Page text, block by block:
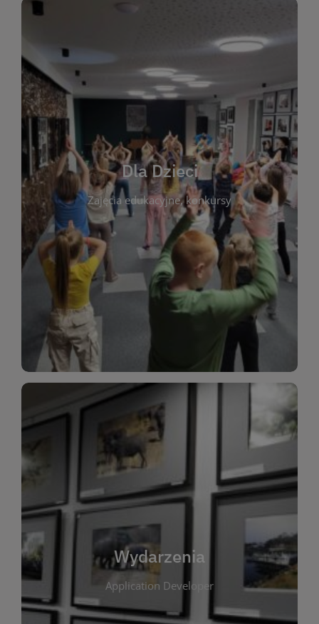
Dla Dzieci
Zajęcia edukacyjne, konkursy
Dla Dzieci
To miejsce stworzone z myślą o najmłodszych
czytelnikach i ich rodzicach. Znajdziesz tu
informacje o zajęciach edukacyjnych, konkursach
plastycznych i spotkaniach z autorami książek dla
dzieci. Biblioteka oferuje bogaty wybór bajek,
opowiadań i lektur szkolnych, a także przyjazny
kącik do wspólnego czytania. Pragniemy
rozbudzać miłość do książek od najmłodszych lat.
Zapraszamy do wspólnej zabawy i odkrywania
świata literatury!
WIĘCEJ
Wydarzenia
Application Developer
Wydarzenia
W tej zakładce publikujemy informacje o
wszystkich wydarzeniach organizowanych przez
bibliotekę. Znajdziesz tu zapowiedzi spotkań
autorskich, warsztatów, prelekcji i zajęć
tematycznych dla różnych grup wiekowych. Każde
wydarzenie ma na celu promowanie kultury
czytelniczej oraz integrację społeczności lokalnej.
Dzięki kalendarzowi wydarzeń możesz łatwo